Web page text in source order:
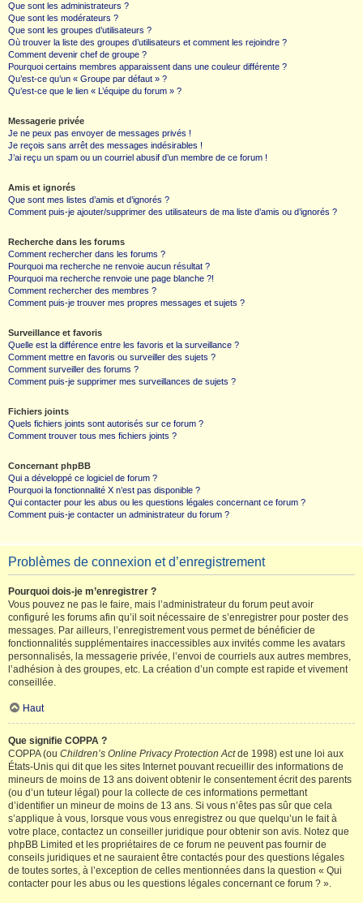
Que sont les administrateurs ?
Que sont les modérateurs ?
Que sont les groupes d’utilisateurs ?
Où trouver la liste des groupes d’utilisateurs et comment les rejoindre ?
Comment devenir chef de groupe ?
Pourquoi certains membres apparaissent dans une couleur différente ?
Qu’est-ce qu’un « Groupe par défaut » ?
Qu’est-ce que le lien « L’équipe du forum » ?
Messagerie privée
Je ne peux pas envoyer de messages privés !
Je reçois sans arrêt des messages indésirables !
J’ai reçu un spam ou un courriel abusif d’un membre de ce forum !
Amis et ignorés
Que sont mes listes d’amis et d’ignorés ?
Comment puis-je ajouter/supprimer des utilisateurs de ma liste d’amis ou d’ignorés ?
Recherche dans les forums
Comment rechercher dans les forums ?
Pourquoi ma recherche ne renvoie aucun résultat ?
Pourquoi ma recherche renvoie une page blanche ?!
Comment rechercher des membres ?
Comment puis-je trouver mes propres messages et sujets ?
Surveillance et favoris
Quelle est la différence entre les favoris et la surveillance ?
Comment mettre en favoris ou surveiller des sujets ?
Comment surveiller des forums ?
Comment puis-je supprimer mes surveillances de sujets ?
Fichiers joints
Quels fichiers joints sont autorisés sur ce forum ?
Comment trouver tous mes fichiers joints ?
Concernant phpBB
Qui a développé ce logiciel de forum ?
Pourquoi la fonctionnalité X n’est pas disponible ?
Qui contacter pour les abus ou les questions légales concernant ce forum ?
Comment puis-je contacter un administrateur du forum ?
Problèmes de connexion et d’enregistrement
Pourquoi dois-je m’enregistrer ?
Vous pouvez ne pas le faire, mais l’administrateur du forum peut avoir
configuré les forums afin qu’il soit nécessaire de s’enregistrer pour poster des
messages. Par ailleurs, l’enregistrement vous permet de bénéficier de
fonctionnalités supplémentaires inaccessibles aux invités comme les avatars
personnalisés, la messagerie privée, l’envoi de courriels aux autres membres,
l’adhésion à des groupes, etc. La création d’un compte est rapide et vivement
conseillée.
Haut
Que signifie COPPA ?
COPPA (ou Children’s Online Privacy Protection Actde 1998) est une loi aux
États-Unis qui dit que les sites Internet pouvant recueillir des informations de
mineurs de moins de 13 ans doivent obtenir le consentement écrit des parents
(ou d’un tuteur légal) pour la collecte de ces informations permettant
d’identifier un mineur de moins de 13 ans. Si vous n’êtes pas sûr que cela
s’applique à vous, lorsque vous vous enregistrez ou que quelqu’un le fait à
votre place, contactez un conseiller juridique pour obtenir son avis. Notez que
phpBB Limited et les propriétaires de ce forum ne peuvent pas fournir de
conseils juridiques et ne sauraient être contactés pour des questions légales
de toutes sortes, à l’exception de celles mentionnées dans la question « Qui
contacter pour les abus ou les questions légales concernant ce forum ? ».